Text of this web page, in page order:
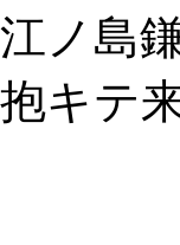
江ノ島
キテ